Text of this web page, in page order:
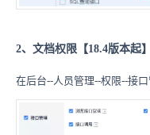
2、文档权限【18.4版本起】
在后台--人员管理--权限--接